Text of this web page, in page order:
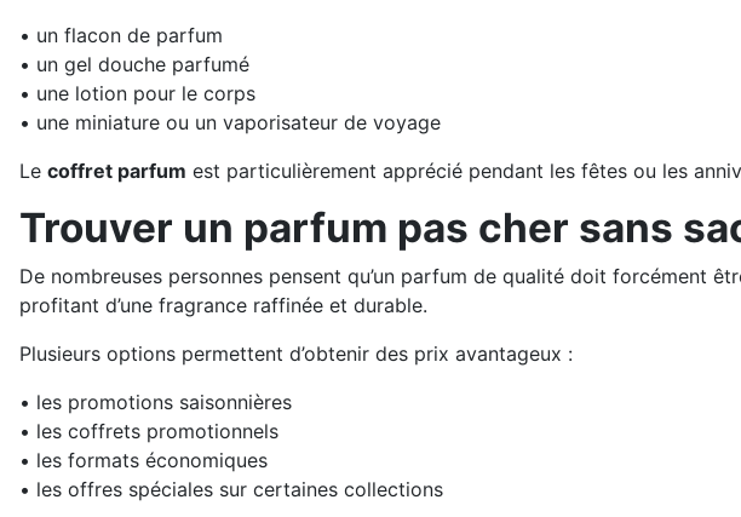
• un flacon de parfum
• un gel douche parfumé
• une lotion pour le corps
• une miniature ou un vaporisateur de voyage
Le coffret parfum est particulièrement apprécié pendant les fêtes ou les
Trouver un parfum pas cher sans
De nombreuses personnes pensent qu’un parfum de qualité doit forcément
profitant d’une fragrance raffinée et durable.
Plusieurs options permettent d’obtenir des prix avantageux :
• les promotions saisonnières
• les coffrets promotionnels
• les formats économiques
• les offres spéciales sur certaines collections